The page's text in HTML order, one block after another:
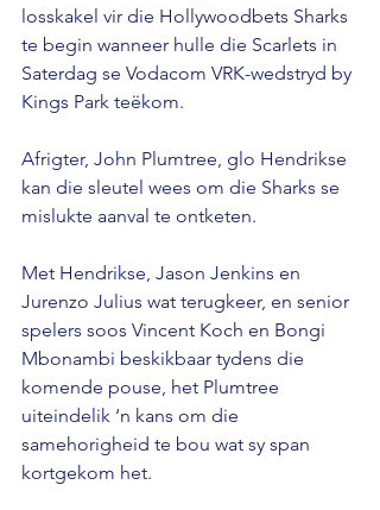
losskakel vir die Hollywoodbets Sharks
te begin wanneer hulle die Scarlets in
Saterdag se Vodacom VRK-wedstryd by
Kings Park teëkom.
Afrigter, John Plumtree, glo Hendrikse
kan die sleutel wees om die Sharks se
mislukte aanval te ontketen.
Met Hendrikse, Jason Jenkins en
Jurenzo Julius wat terugkeer, en senior
spelers soos Vincent Koch en Bongi
Mbonambi beskikbaar tydens die
komende pouse, het Plumtree
uiteindelik ‘n kans om die
samehorigheid te bou wat sy span
kortgekom het.